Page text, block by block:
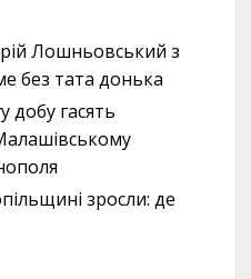
Лошньовський з
без тата донька
добу гасять
зросли: де